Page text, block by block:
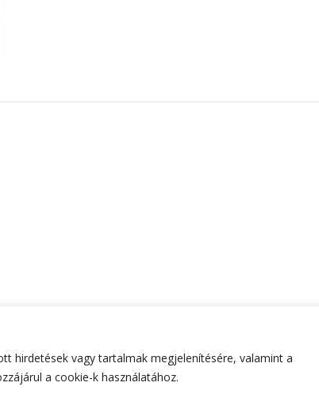
hirdetések vagy tartalmak megjelenítésére, valamint a
a cookie-k használatához.
Hello Fashion | Fejlesztette